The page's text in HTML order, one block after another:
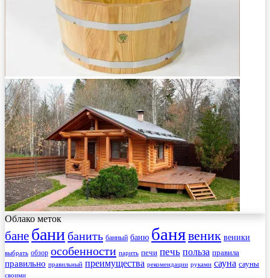
Облако меток
бане бани банить банный баню банявеник веники
выбрать обзор особенности парить печи печь польза правила
правильно правильный преимущества рекомендации руками сауна сауны
своими